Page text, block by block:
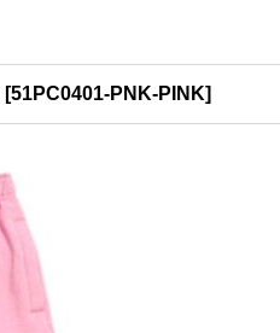
[51PC0401-PNK-PINK]